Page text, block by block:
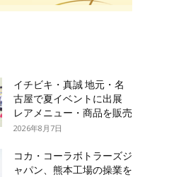
イチビキ・真誠 地元・名
古屋で夏イベントに出展
レアメニュー・商品を販売
2026年8月7日
コカ・コーラボトラーズジ
ャパン、熊本工場の操業を